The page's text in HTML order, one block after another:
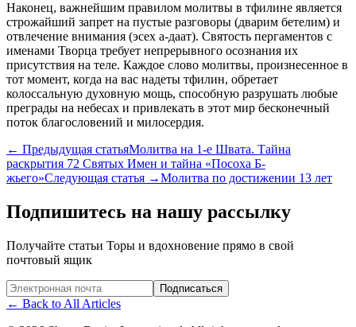
Наконец, важнейшим правилом молитвы в тфилине является
строжайший запрет на пустые разговоры (дварим бетелим) и
отвлечение внимания (эсех а-даат). Святость пергаментов с
именами Творца требует непрерывного осознания их
присутствия на теле. Каждое слово молитвы, произнесенное в
тот момент, когда на вас надеты тфилин, обретает
колоссальную духовную мощь, способную разрушать любые
преграды на небесах и привлекать в этот мир бесконечный
поток благословений и милосердия.
← Предыдущая статьяМолитва на 1-е Швата. Тайна
раскрытия 72 Святых Имен и тайна «Посоха Б-
жьего»Следующая статья →Молитва по достижении 13 лет
Подпишитесь на нашу рассылку
Получайте статьи Торы и вдохновение прямо в свой
почтовый ящик
Website (leave blank) Подписаться
← Back to All Articles